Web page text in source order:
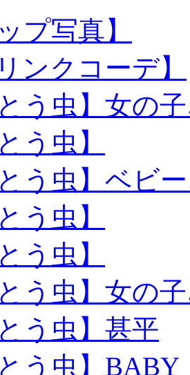
プ写真】
ンクコーデ】
う虫】女の
う虫】
う虫】ベビ
う虫】
う虫】
う虫】女の
う虫】甚平
う虫】BABY